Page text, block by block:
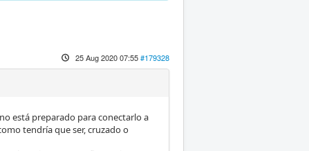
25 Aug 2020 07:55#179328
está preparado para conectarlo a
tendría que ser, cruzado o